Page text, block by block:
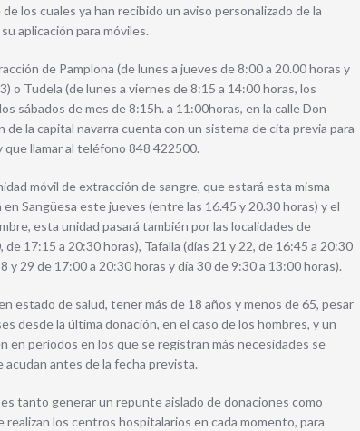
los cuales ya han recibido un aviso personalizado de la
aplicación para móviles.
de Pamplona (de lunes a jueves de 8:00 a 20.00 horas y
o Tudela (de lunes a viernes de 8:15 a 14:00 horas, los
sábados de mes de 8:15h. a 11:00horas, en la calle Don
la capital navarra cuenta con un sistema de cita previa para
que llamar al teléfono 848 422500.
móvil de extracción de sangre, que estará esta misma
Sangüesa este jueves (entre las 16.45 y 20.30 horas) y el
esta unidad pasará también por las localidades de
17:15 a 20:30 horas), Tafalla (días 21 y 22, de 16:45 a 20:30
y 29 de 17:00 a 20:30 horas y día 30 de 9:30 a 13:00 horas).
estado de salud, tener más de 18 años y menos de 65, pesar
desde la última donación, en el caso de los hombres, y un
en períodos en los que se registran más necesidades se
acudan antes de la fecha prevista.
tanto generar un repunte aislado de donaciones como
los centros hospitalarios en cada momento, para